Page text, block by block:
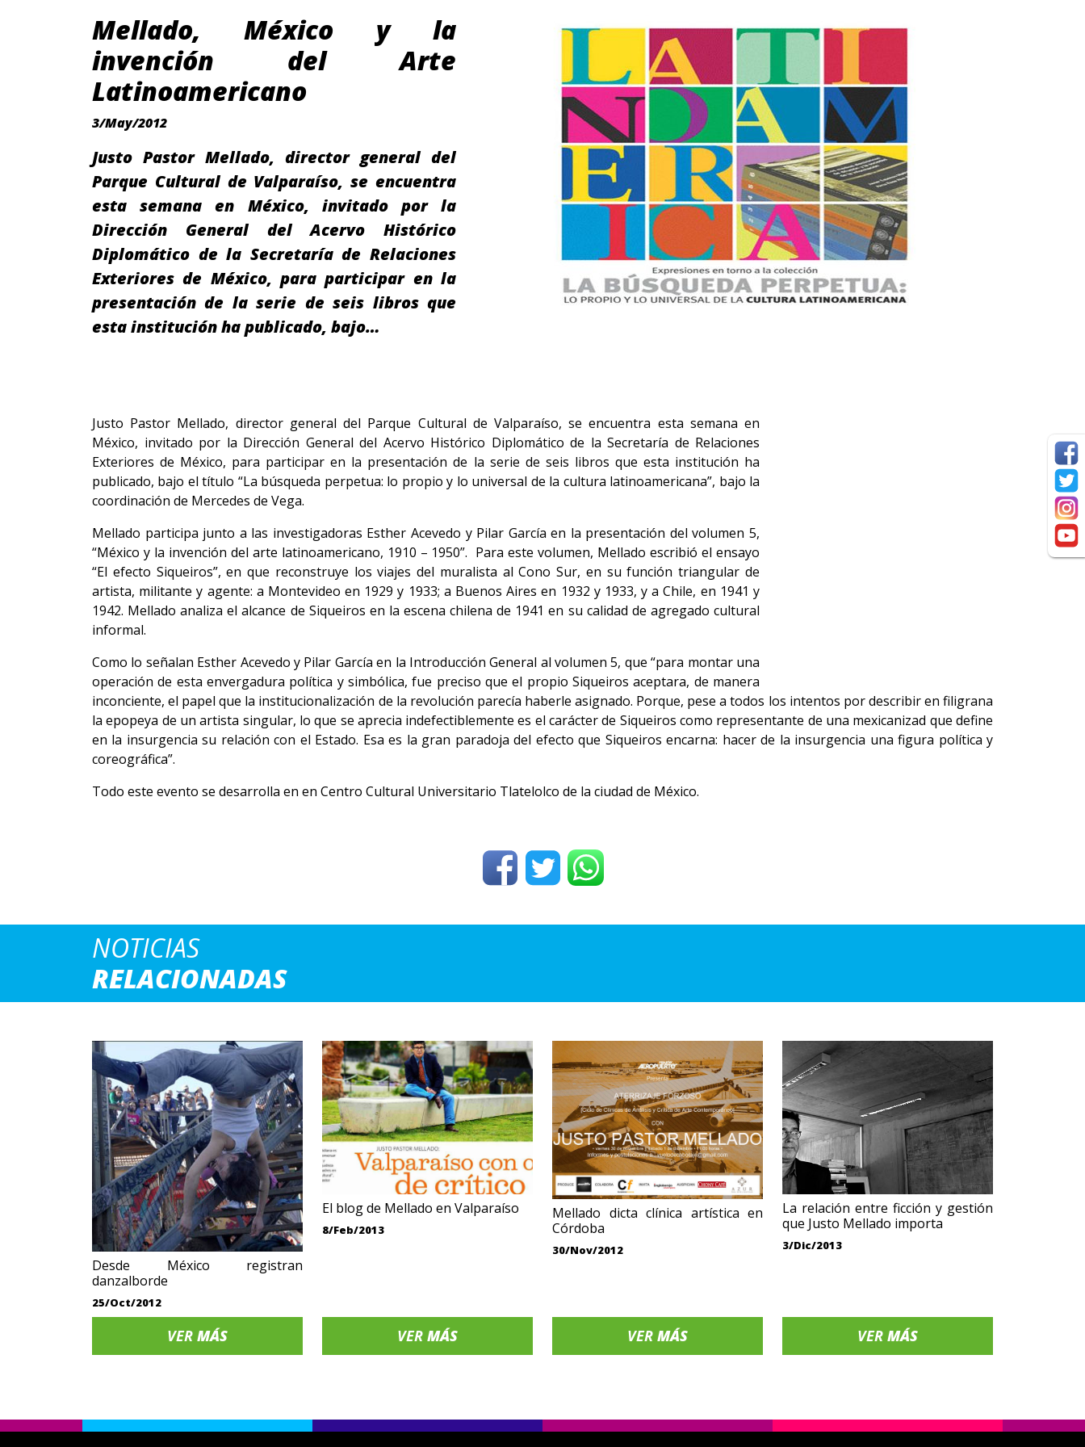
Mellado, México y la
invención del Arte
Latinoamericano
3/May/2012
Justo Pastor Mellado, director general del
Parque Cultural de Valparaíso, se encuentra
esta semana en México, invitado por la
Dirección General del Acervo Histórico
Diplomático de la Secretaría de Relaciones
Exteriores de México, para participar en la
presentación de la serie de seis libros que
esta institución ha publicado, bajo…
Justo Pastor Mellado, director general del Parque Cultural de Valparaíso, se encuentra esta semana en
México, invitado por la Dirección General del Acervo Histórico Diplomático de la Secretaría de Relaciones
Exteriores de México, para participar en la presentación de la serie de seis libros que esta institución ha
publicado, bajo el título “La búsqueda perpetua: lo propio y lo universal de la cultura latinoamericana”, bajo la
coordinación de Mercedes de Vega.
Mellado participa junto a las investigadoras Esther Acevedo y Pilar García en la presentación del volumen 5,
“México y la invención del arte latinoamericano, 1910 – 1950”. Para este volumen, Mellado escribió el ensayo
“El efecto Siqueiros”, en que reconstruye los viajes del muralista al Cono Sur, en su función triangular de
artista, militante y agente: a Montevideo en 1929 y 1933; a Buenos Aires en 1932 y 1933, y a Chile, en 1941 y
1942. Mellado analiza el alcance de Siqueiros en la escena chilena de 1941 en su calidad de agregado cultural
informal.
Como lo señalan Esther Acevedo y Pilar García en la Introducción General al volumen 5, que “para montar una
operación de esta envergadura política y simbólica, fue preciso que el propio Siqueiros aceptara, de manera
inconciente, el papel que la institucionalización de la revolución parecía haberle asignado. Porque, pese a todos los intentos por describir en filigrana
la epopeya de un artista singular, lo que se aprecia indefectiblemente es el carácter de Siqueiros como representante de una mexicanizad que define
en la insurgencia su relación con el Estado. Esa es la gran paradoja del efecto que Siqueiros encarna: hacer de la insurgencia una figura política y
coreográfica”.
Todo este evento se desarrolla en en Centro Cultural Universitario Tlatelolco de la ciudad de México.
NOTICIAS
RELACIONADAS
Desde México registran
danzalborde
25/Oct/2012
VER MÁS
El blog de Mellado en Valparaíso
8/Feb/2013
VER MÁS
Mellado dicta clínica artística en
Córdoba
30/Nov/2012
VER MÁS
La relación entre ficción y gestión
que Justo Mellado importa
3/Dic/2013
VER MÁS